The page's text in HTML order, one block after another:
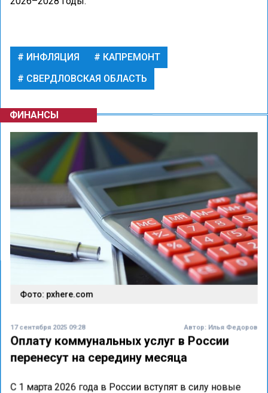
ИНФЛЯЦИЯ
КАПРЕМОНТ
СВЕРДЛОВСКАЯ ОБЛАСТЬ
ФИНАНСЫ
Фото: pxhere.com
17 сентября 2025 09:28 Автор: Илья Федоров
Оплату коммунальных услуг в России
перенесут на середину месяца
С 1 марта 2026 года в России вступят в силу новые